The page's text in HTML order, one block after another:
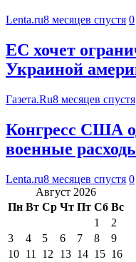
Lenta.ru8 месяцев спустя 0
ЕС хочет
Украиной
Газета.Ru8 месяцев спустя
Конгресс США
военные
Lenta.ru8 месяцев спустя 0
Август 2026
Пн Вт Ср Чт Пт Сб Вс
1
2
3
4 5 6 7 8
9
10 11 12 13 14 15 16